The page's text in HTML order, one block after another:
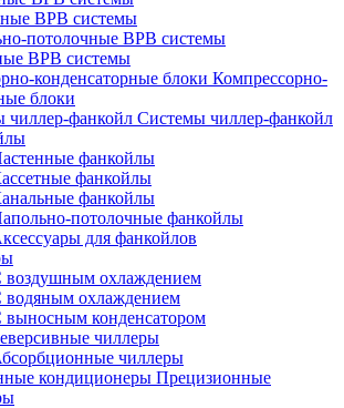
ВРВ системы
потолочные ВРВ системы
ВРВ системы
Компрессорно-
блоки
Системы чиллер-фанкойл
фанкойлы
фанкойлы
фанкойлы
потолочные фанкойлы
для фанкойлов
воздушным охлаждением
водяным охлаждением
выносным конденсатором
чиллеры
чиллеры
Прецизионные